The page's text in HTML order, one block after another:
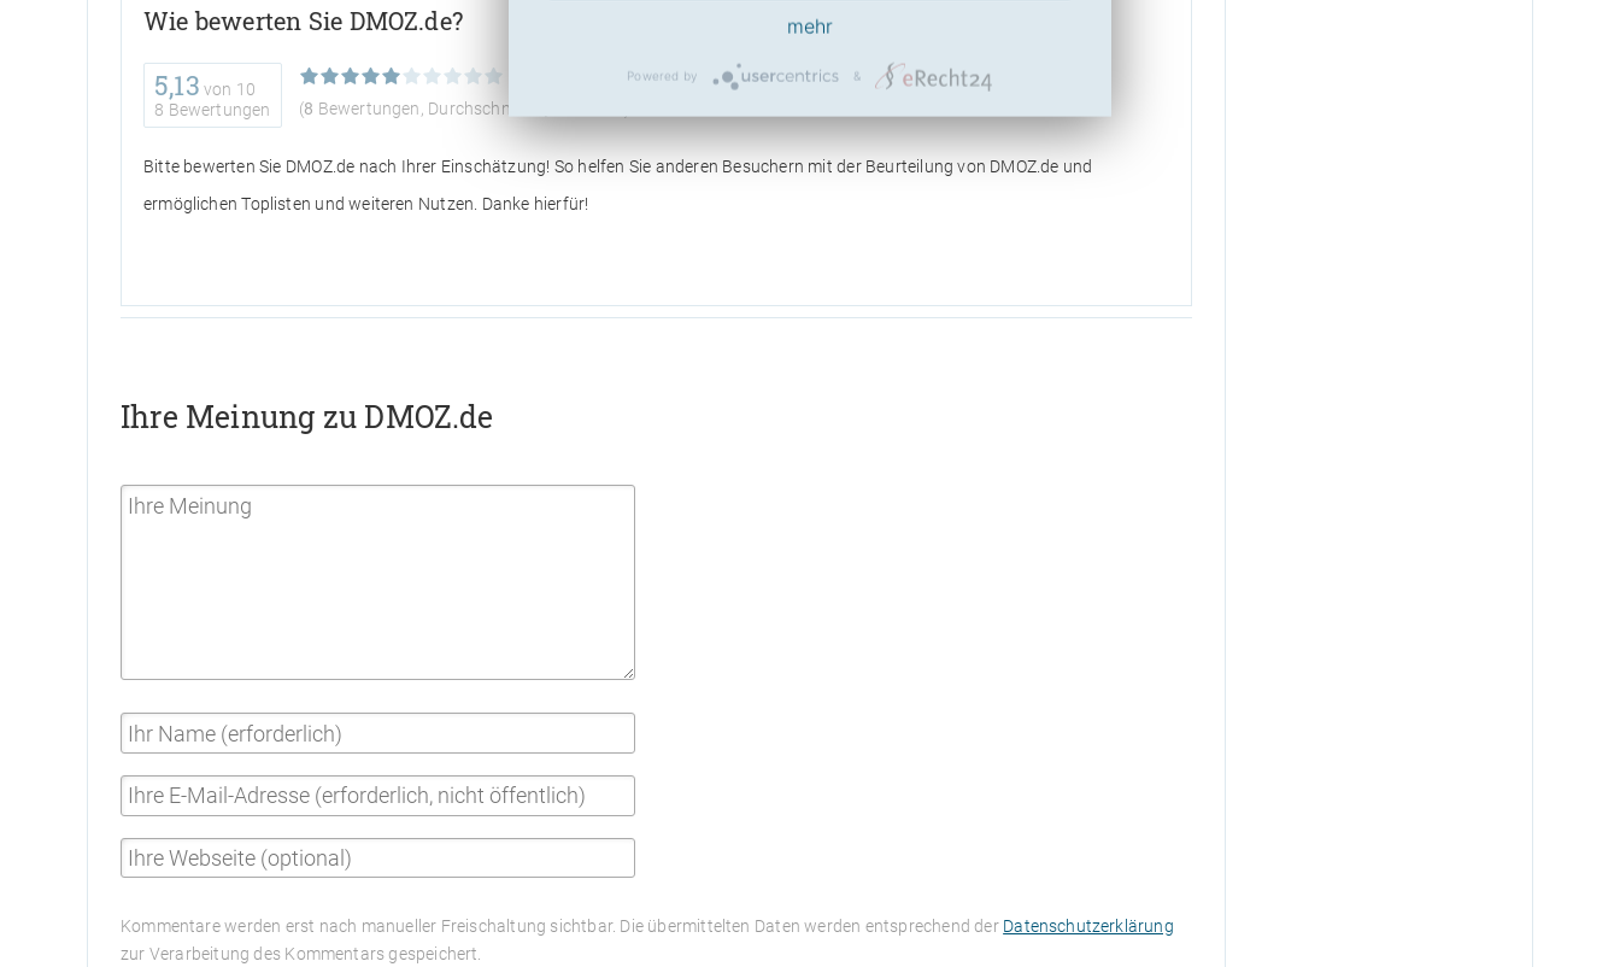
Wie bewerten Sie DMOZ.de?
5,13 von 10
8 Bewertungen
(8 Bewertungen, Durchschnitt:
Bitte bewerten Sie DMOZ.de nach Ihrer Einschätzung! So helfen Sie anderen Besuchern mit der Beurteilung von DMOZ.de und
ermöglichen Toplisten und weiteren Nutzen. Danke hierfür!
Ihre Meinung zu DMOZ.de
Kommentare werden erst nach manueller Freischaltung sichtbar. Die übermittelten Daten werden entsprechend der Datenschutzerklärung
zur Verarbeitung des Kommentars gespeichert.
mehr
Powered by &